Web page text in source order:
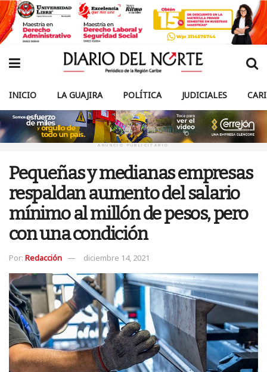
INICIO LA GUAJIRA POLÍTICA JUDICIALES
ANUNCIO PUBLICITARIO
Pequeñas y medianas empresas
respaldan aumento del salario
mínimo al millón de pesos, pero
con una condición
Por: Redacción diciembre 14, 2021